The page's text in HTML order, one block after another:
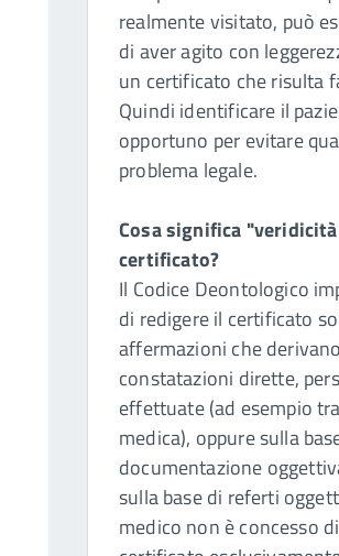
realmente visitato, può
di aver agito con
un certificato che risulta
Quindi identificare il
opportuno per evitare
problema legale.
Cosa significa
certificato?
Il Codice Deontologico
di redigere il certificato
affermazioni che
constatazioni dirette,
effettuate (ad esempio
medica), oppure sulla
documentazione
sulla base di referti
medico non è concesso